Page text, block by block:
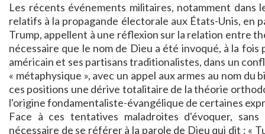
Les récents événements militaires, notamment
relatifs à la propagande électorale aux États-Unis,
Trump, appellent à une réflexion sur la relation entre
nécessaire que le nom de Dieu a été invoqué, à la
américain et ses partisans traditionalistes, dans un
« métaphysique », avec un appel aux armes au nom
ces positions une dérive totalitaire de la théorie
l'origine fondamentaliste-évangélique de certaines
Face à ces tentatives maladroites d'évoquer,
nécessaire de se référer à la parole de Dieu qui dit : «